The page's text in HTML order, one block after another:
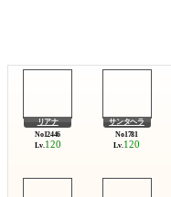
リアナ サンタヘラ
Lv. 120 Lv. 120